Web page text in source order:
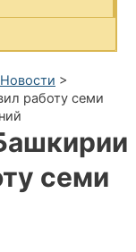
Новости >
работу семи
семи